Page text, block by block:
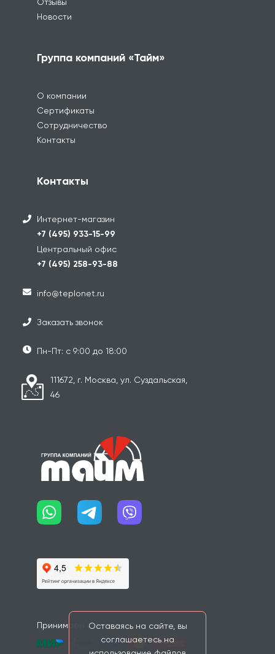
Новости
Группа компаний «Тайм»
О компании
Сертификаты
Сотрудничество
Контакты
Контакты
Интернет-магазин
+7 (495) 933-15-99
Центральный офис
+7 (495) 258-93-88
info@teplonet.ru
Заказать звонок
Пн-Пт: с 9:00 до 18:00
111672, г. Москва, ул. Суздальская,
46
Принимаем к оплате:Оставаясь на сайте, вы
соглашаетесь на